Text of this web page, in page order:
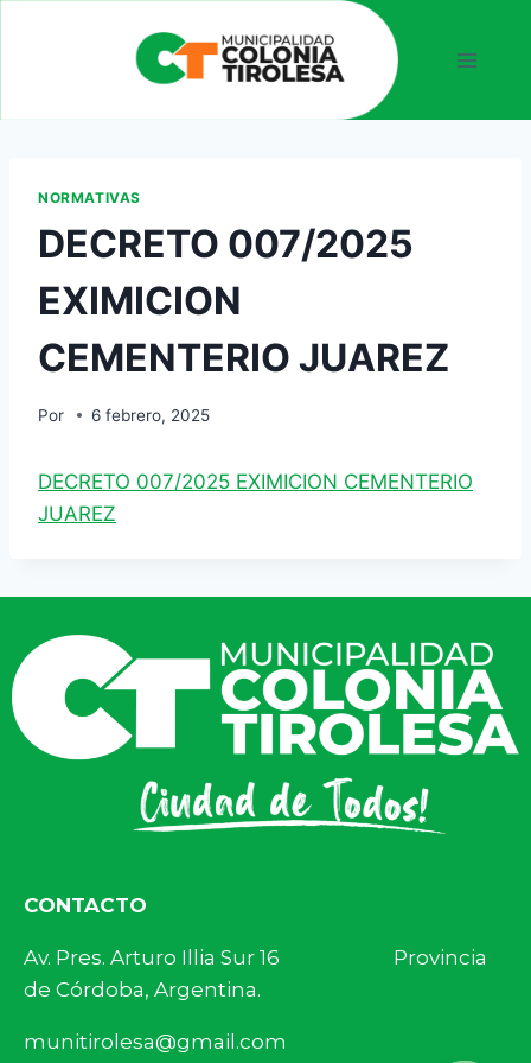
NORMATIVAS
DECRETO 007/2025
EXIMICION
CEMENTERIO JUAREZ
Por 6 febrero, 2025
DECRETO 007/2025 EXIMICION CEMENTERIO
JUAREZ
CONTACTO
Av. Pres. Arturo Illia Sur 16 Provincia
de Córdoba, Argentina.
munitirolesa@gmail.com